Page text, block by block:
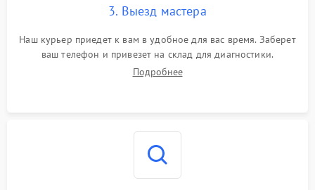
3. Выезд мастера
Наш курьер приедет к вам в удобное для вас время. Заберет
ваш телефон и привезет на склад для диагностики.
Подробнее